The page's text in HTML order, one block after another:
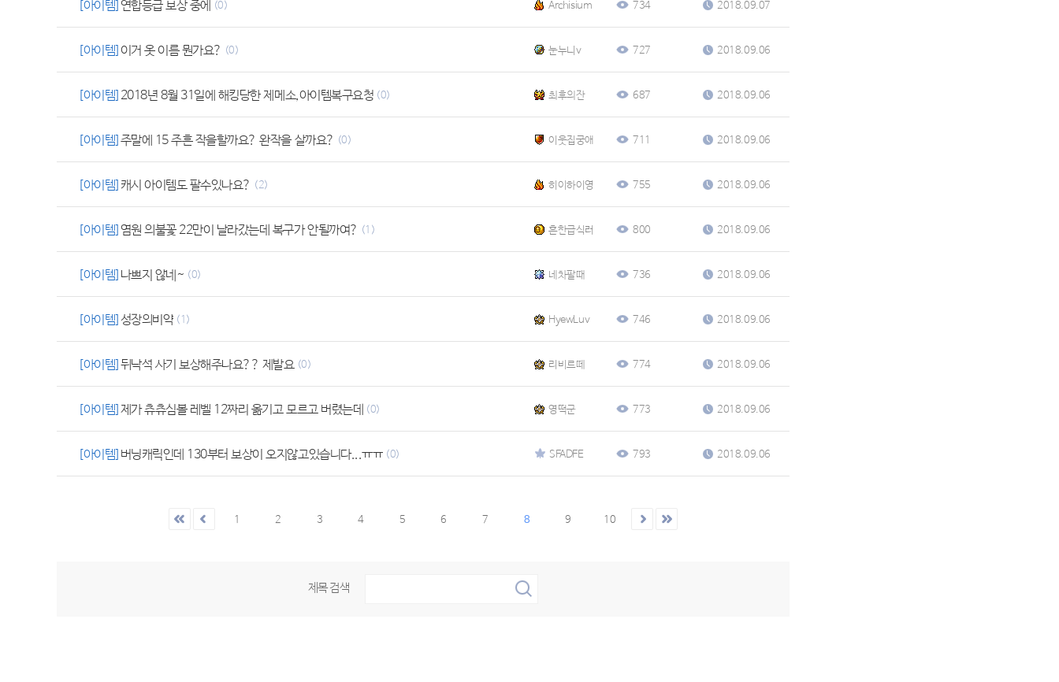
[아이템] 연합등급 보상 중에 (0) Archisium 734 2018.09.07
[아이템] 이거 옷 이름 뭔가요? (0) 눈누니v 727 2018.09.06
[아이템] 2018년 8월 31일에 해킹당한 제메소,아이템복구요청 (0) 최후의잔 687 2018.09.06
[아이템] 주말에 15 주흔 작을할까요? 완작을 살까요? (0) 이웃집궁애 711 2018.09.06
[아이템] 캐시 아이템도 팔수있나요? (2) 히이하이영 755 2018.09.06
[아이템] 염원 의불꽃 22만이 날라갔는데 복구가 안될까여? (1) 흔한급식러 800 2018.09.06
[아이템] 나쁘지 않네~ (0) 네차팔때 736 2018.09.06
[아이템] 성장의비약 (1) HyewLuv 746 2018.09.06
[아이템] 뒤낙석 사기 보상해주나요?? 제발요 (0) 리비르떼 774 2018.09.06
[아이템] 제가 츄츄심볼 레벨 12짜리 옮기고 모르고 버렸는데 (0) 영떡군 773 2018.09.06
[아이템] 버닝캐릭인데 130부터 보상이 오지않고있습니다...ㅠㅠ (0) SFADFE 793 2018.09.06
1 2 3 4 5 6 7 8 9 10
제목 검색